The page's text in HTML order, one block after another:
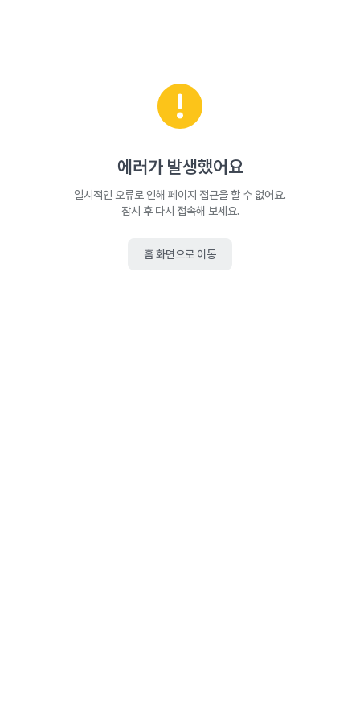
에러가 발생했어요
일시적인 오류로 인해 페이지 접근을 할 수 없어요.
잠시 후 다시 접속해 보세요.
홈 화면으로 이동